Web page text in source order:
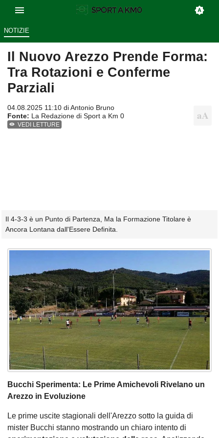
NOTIZIE
Il Nuovo Arezzo Prende Forma:
Tra Rotazioni e Conferme
Parziali
04.08.2025 11:10 diAntonio Bruno
Fonte: La Redazione di Sport a Km 0
VEDI LETTURE
Il 4-3-3 è un Punto di Partenza, Ma la Formazione Titolare è
Ancora Lontana dall'Essere Definita.
Bucchi Sperimenta: Le Prime Amichevoli Rivelano un
Arezzo in Evoluzione
Le prime uscite stagionali dell'Arezzo sotto la guida di
mister Bucchi stanno mostrando un chiaro intento di